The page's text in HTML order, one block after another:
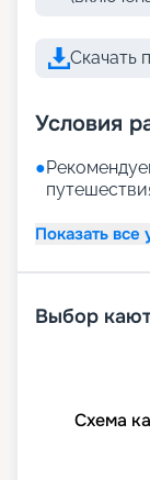
Скачать
Условия
●
Показать все
Выбор
Схема